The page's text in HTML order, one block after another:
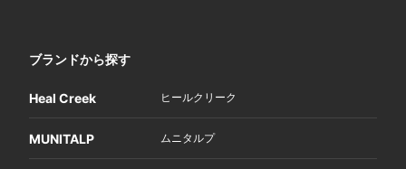
ブランドから探す
Heal Creek ヒールクリーク
MUNITALP ムニタルプ